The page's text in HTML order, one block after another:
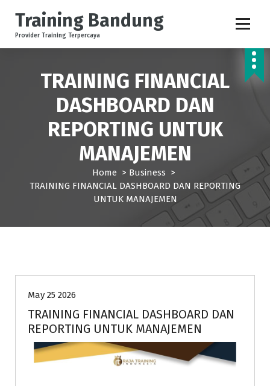
Training Bandung
Provider Training Terpercaya
TRAINING FINANCIAL
DASHBOARD DAN
REPORTING UNTUK
MANAJEMEN
Home > Business >
TRAINING FINANCIAL DASHBOARD DAN REPORTING
UNTUK MANAJEMEN
May 25 2026
TRAINING FINANCIAL DASHBOARD DAN
REPORTING UNTUK MANAJEMEN